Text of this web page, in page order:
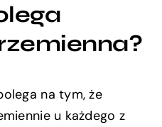
na tym, że
u każdego z